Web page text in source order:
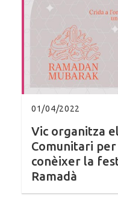
01/04/2022
Vic organitza
Comunitari
conèixer la
Ramadà